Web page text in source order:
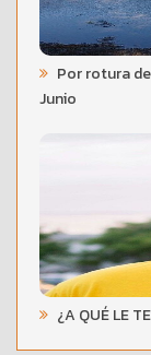
Por rotura
Junio
¿A QUÉ LE